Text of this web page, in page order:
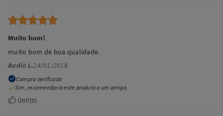
Muito bom!
muito bom de boa qualidade.
Audio L.24/01/2018
Compra verificada
Sim, recomendaria este produto a um amigo.
Útil?(0)